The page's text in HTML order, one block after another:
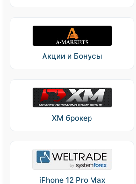
Акции и Бонусы
XM брокер
iPhone 12 Pro Max